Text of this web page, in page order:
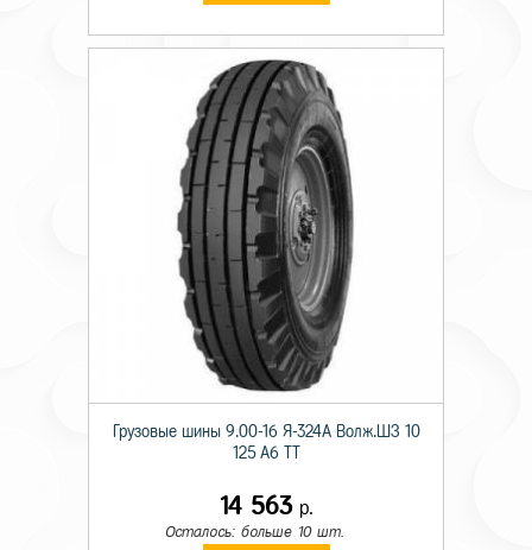
Грузовые шины 9.00-16 Я-324А Волж.ШЗ 10
125 A6 TT
14 563р.
Осталось: больше 10 шт.